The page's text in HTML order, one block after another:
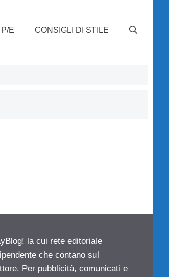
E CONSIGLI DI STILE
la cui rete editoriale
che contano sul
Per pubblicità, comunicati e